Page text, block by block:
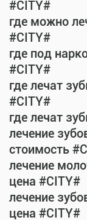
#CITY#
где можно
#CITY#
где под
#CITY#
где лечат
#CITY#
где лечат
лечение
стоимость
лечение
цена #CITY#
лечение
цена #CITY#